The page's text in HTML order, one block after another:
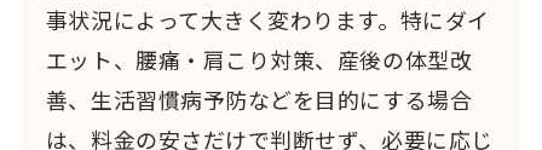
事状況によって大きく変わります。特にダイ
エット、腰痛・肩こり対策、産後の体型改
善、生活習慣病予防などを目的にする場合
は、料金の安さだけで判断せず、必要に応じ